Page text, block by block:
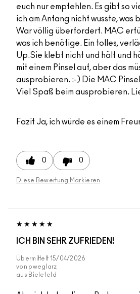
euch nur empfehlen. Es gibt so
ich am Anfang nicht wusste, was
War völlig überfordert. MAC
was ich benötige. Ein tolles,
Up.Sie klebt nicht und hält und
mit einem Pinsel auf, aber das
ausprobieren. :-) Die MAC
Viel Spaß beim ausprobieren.
Fazit Ja, ich würde es einem
0 0
Diese Bewertung Markieren
ICH BIN SEHR ZUFRIEDEN!
Übermittelt 15/04/2026
von pweglarz
aus Bielefeld